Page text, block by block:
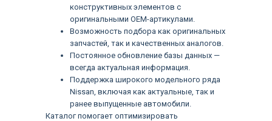
конструктивных элементов с
оригинальными OEM-артикулами.
Возможность подбора как оригинальных
запчастей, так и качественных аналогов.
Постоянное обновление базы данных —
всегда актуальная информация.
Поддержка широкого модельного ряда
Nissan, включая как актуальные, так и
ранее выпущенные автомобили.
Каталог помогает оптимизировать
Языки